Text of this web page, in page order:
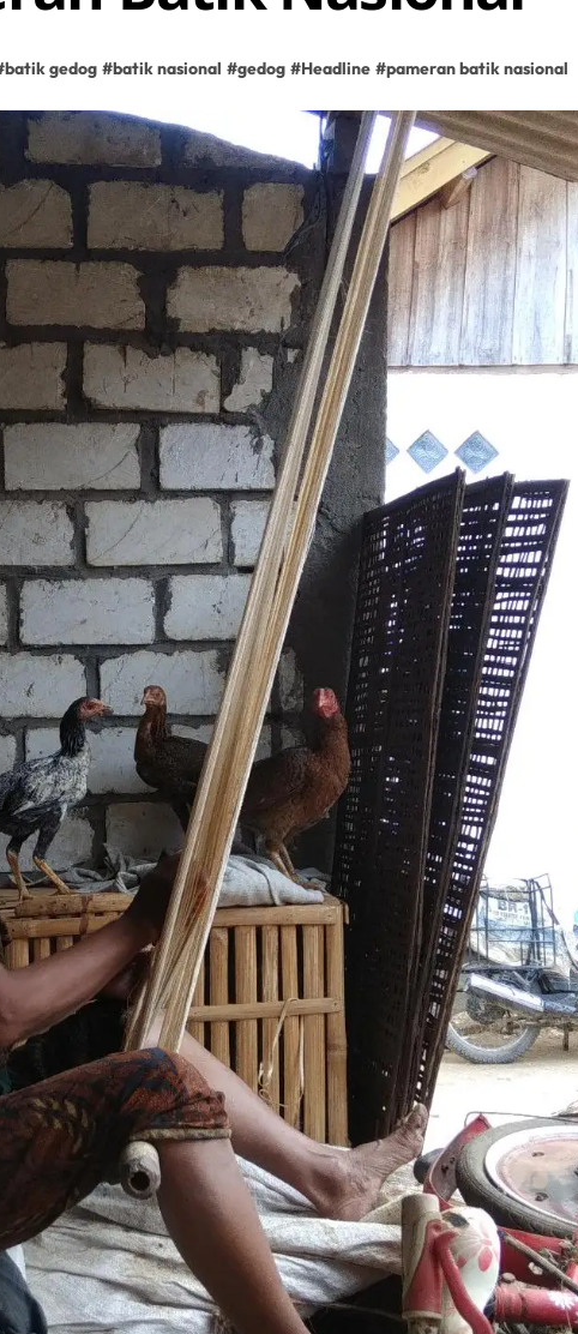
batik gedog #batik nasional #gedog #Headline #pameran batik nasional